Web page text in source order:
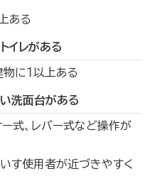
ある
イレがある
に１以上ある
洗面台がある
式、レバー式など操作が
す使用者が近づきやすく